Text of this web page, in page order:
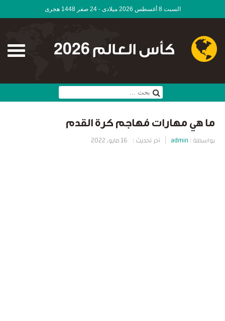
السبت 8 أغسطس 2026 ميلادى - 24 صفر 1448 هجرى
كأس العالم 2026
ما هي مهارات مُهاجم كرة القدم
بواسطة : admin آخر تحديث : 16 مايو، 2022